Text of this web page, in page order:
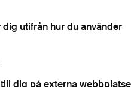
2 st, FISKERULLAR
utifrån hur du använder
dig på externa